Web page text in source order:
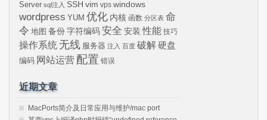
Server sql注入 SSH vim vps windows
wordpress YUM 优化 内核 函数 分区表 命
令 地图 备份 字符编码 安全 安装 性能 技巧
操作系统 无线 服务器 注入 百度 破解硬盘
编码 网站运营 配置 错误
近期文章
MacPorts简介及日常应用与维护/mac port